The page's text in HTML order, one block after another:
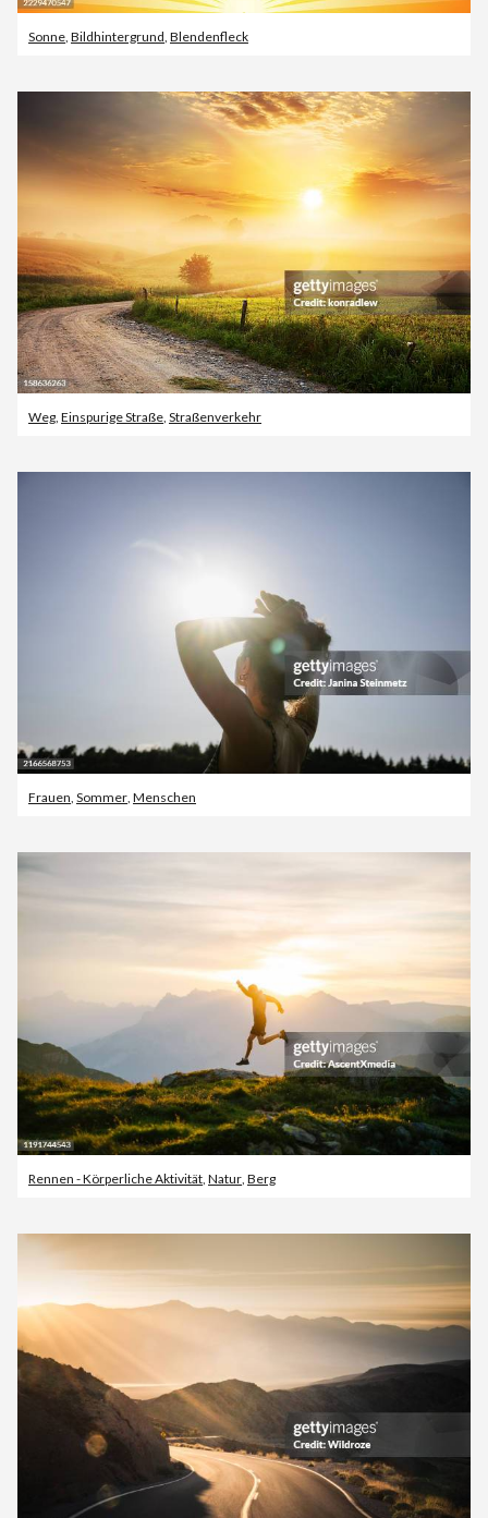
Sonne Bildhintergrund Blendenfleck
Weg, Einspurige Straße, Straßenverkehr
Frauen, Sommer, Menschen
Rennen - Körperliche Aktivität Natur Berg